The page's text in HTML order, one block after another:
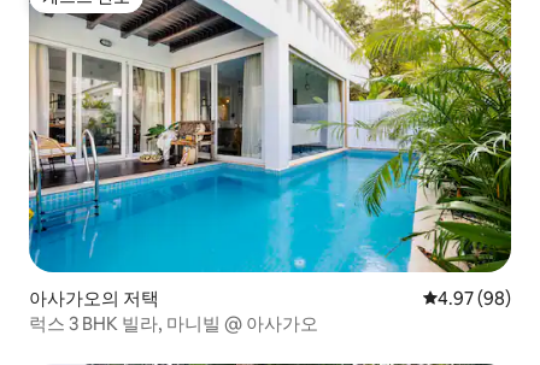
게스트 선호
아사가오의 저택 평점 4.97점(5
4.97 (98)
럭스 3 BHK 빌라, 마니빌 @ 아사가오